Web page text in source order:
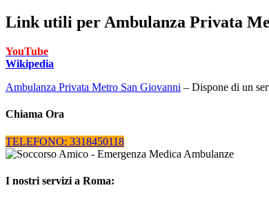
Link utili per Ambulanza Privata
YouTube
Wikipedia
Ambulanza Privata Metro San Giovanni – Dispone di un
Chiama Ora
TELEFONO: 3318450118
I nostri servizi a Roma: